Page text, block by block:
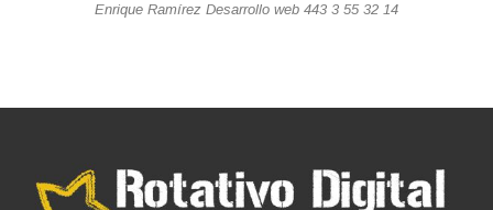
Enrique Ramírez Desarrollo web 443 3 55 32 14